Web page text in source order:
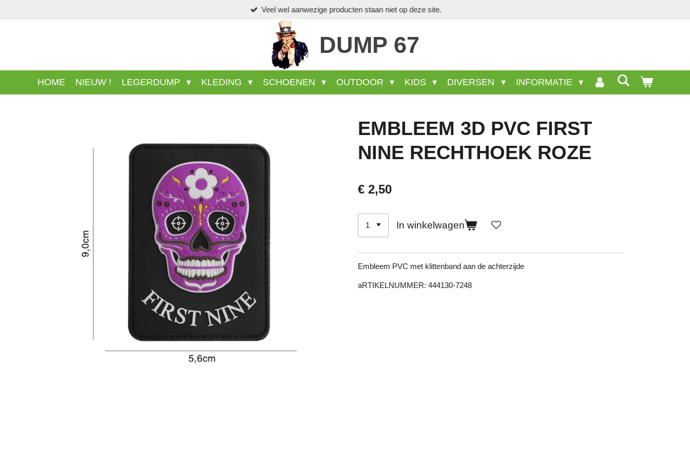
Veel wel aanwezige producten staan niet op deze site.
DUMP 67
HOME NIEUW ! LEGERDUMP KLEDING SCHOENEN OUTDOOR KIDS DIVERSEN INFORMATIE
EMBLEEM 3D PVC FIRST
NINE RECHTHOEK ROZE
€ 2,50
In winkelwagen
Embleem PVC met klittenband aan de achterzijde
aRTIKELNUMMER: 444130-7248